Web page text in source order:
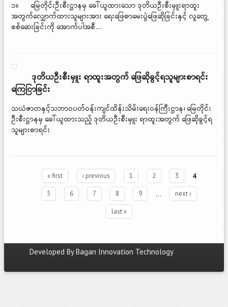
၁။ မြေတိုင်းဦးစီးဌာနမှ ခေါ်ယူထားသော ဒုတိယဦးစီးမှူးရာထူး
အတွက်လျှောက်ထားသူများအား ရေးဖြေစာမေးပွဲဖြေဆိုခြင်းနှင့် လူတွေ့
စစ်ဆေးခြင်းကို အောက်ပါအစီ...
ဒုတိယဦးစီးမှူး ရာထူးအတွက် ဖြေဆိုခွင့်ရသူများစာရင်း
ကြေငြာခြင်း
သယံဇာတနှင့်သဘာဝပတ်ဝန်းကျင်ထိန်းသိမ်းရေးဝန်ကြီးဌာန၊ မြေတိုင်း
ဦးစီးဌာနမှ ခေါ်ယူထားသည့် ဒုတိယဦးစီးမှူး ရာထူးအတွက် ဖြေဆိုခွင့်ရ
သူများစာရင်း
« first ‹ previous 1 2 3 4
5 6 7 8 9 … next ›
last »
Developed ByBagan Innovation Technology